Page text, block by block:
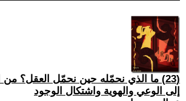
(23) ما الذي نحمّله حين نحمّل العقل؟ من
إلى الوعي والهوية واشتكال الوجود